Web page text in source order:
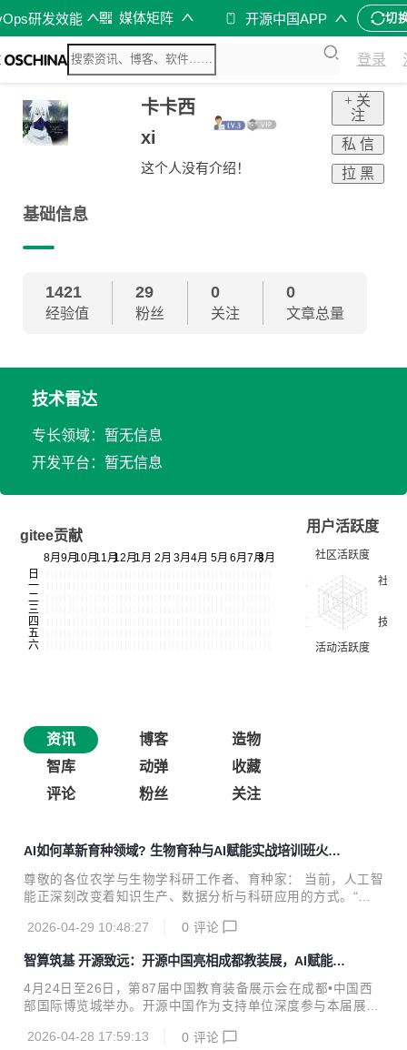
研发效能 媒体矩阵 开源中国APP 切
登录
卡卡西
xi
这个人没有介绍！
+ 关
注
私 信
拉 黑
基础信息
1421
经验值
29
粉丝
0
关注
0
文章总量
技术雷达
专长领域：暂无信息
开发平台：暂无信息
gitee贡献
用户活跃度
资讯 博客
造物
智库
动弹
收藏
评论
粉丝 关注
AI如何革新育种领域? 生物育种与AI赋能实战培训班火热
报名
尊敬的各位农学与生物学科研工作者、育种家： 当前，人工智
能正深刻改变着知识生产、数据分析与科研应用的方式。“人
是将AI深度融入育种的全要素与全过程，推动科研范式从“经
一线的育种工作者正面临着巨大的“技术壁垒”——海量数据处
理和复杂的生信软件依然重度依赖Linux系统与命令行。环境
配置与Debug耗费了大量精力，严重拖慢了育种创新的步伐。
心策划了为期5个半天的《生物育种与AI赋能实战培训班》。
2026-04-29 10:48:27 0 评论
智算筑基 开源致远：开源中国亮相成都教装展，AI赋能一
体化人才培养
4月24日至26日，第87届中国教育装备展示会在成都•中国西
部国际博览城举办。开源中国作为支持单位深度参与本届展
赋能中小学科技创新人才贯通培养研讨会”的承办工作。以此
2026-04-28 17:59:13 0 评论